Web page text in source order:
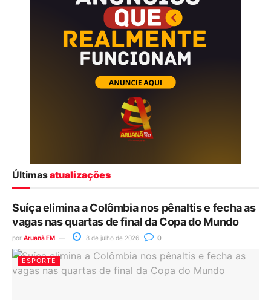
Últimasatualizações
Suíça elimina a Colômbia nos pênaltis e fecha as
vagas nas quartas de final da Copa do Mundo
por Aruanã FM 8 de julho de 2026 0
ESPORTE